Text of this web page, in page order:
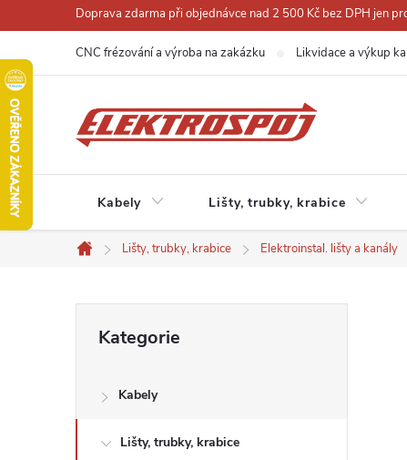
na
obsah
Doprava zdarma při objednávce nad 2 500 Kč bez DPH jen
CNC frézování a výroba na zakázku Likvidace a výkup
Kabely Lišty, trubky, krabice
Domů
Lišty, trubky, krabice Elektroinstal. lišty a kanály
s
kategorie
Kategorie
Kabely
Lišty, trubky, krabice